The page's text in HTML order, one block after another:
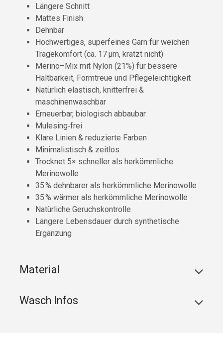
Längere Schnitt
Mattes Finish
Dehnbar
Hochwertiges, superfeines Garn für weichen
Tragekomfort (ca. 17 µm, kratzt nicht)
Merino–Mix mit Nylon (21%) für bessere
Haltbarkeit, Formtreue und Pflegeleichtigkeit
Natürlich elastisch, knitterfrei &
maschinenwaschbar
Erneuerbar, biologisch abbaubar
Mulesing‑frei
Klare Linien & reduzierte Farben
Minimalistisch & zeitlos
Trocknet 5× schneller als herkömmliche
Merinowolle
35 % dehnbarer als herkömmliche Merinowolle
35 % wärmer als herkömmliche Merinowolle
Natürliche Geruchskontrolle
Längere Lebensdauer durch synthetische
Ergänzung
Material
Wasch Infos